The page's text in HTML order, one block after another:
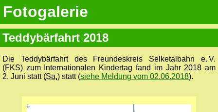
Fotogalerie
Teddybärfahrt 2018
Die Teddybärfahrt des Freundes­kreis Selketal­bahn e. V.
(FKS) zum Internationalen Kindertag fand im Jahr 2018 am
2. Juni statt (Sa.) statt (siehe Meldung vom 02.06.2018).